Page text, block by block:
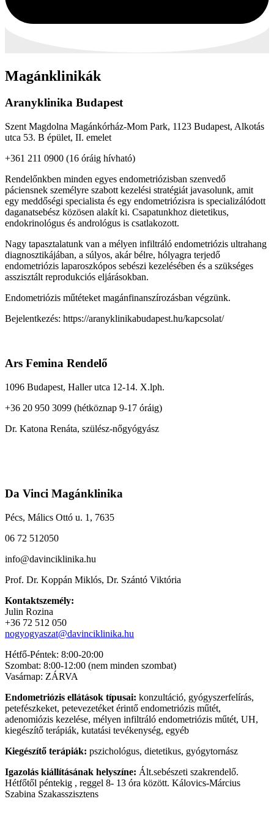
Magánklinikák
Aranyklinika Budapest
Szent Magdolna Magánkórház-Mom Park, 1123 Budapest, Alkotás
utca 53. B épület, II. emelet
+361 211 0900 (16 óráig hívható)
Rendelőnkben minden egyes endometriózisban szenvedő
páciensnek személyre szabott kezelési stratégiát javasolunk, amit
egy meddőségi specialista és egy endometriózisra is specializálódott
daganatsebész közösen alakít ki. Csapatunkhoz dietetikus,
endokrinológus és andrológus is csatlakozott.
Nagy tapasztalatunk van a mélyen infiltráló endometriózis ultrahang
diagnosztikájában, a súlyos, akár bélre, hólyagra terjedő
endometriózis laparoszkópos sebészi kezelésében és a szükséges
asszisztált reprodukciós eljárásokban.
Endometriózis műtéteket magánfinanszírozásban végzünk.
Bejelentkezés: https://aranyklinikabudapest.hu/kapcsolat/
Ars Femina Rendelő
1096 Budapest, Haller utca 12-14. X.lph.
+36 20 950 3099 (hétköznap 9-17 óráig)
Dr. Katona Renáta, szülész-nőgyógyász
Da Vinci Magánklinika
Pécs, Málics Ottó u. 1, 7635
06 72 512050
info@davinciklinika.hu
Prof. Dr. Koppán Miklós, Dr. Szántó Viktória
Kontaktszemély:
Julin Rozina
+36 72 512 050
nogyogyaszat@davinciklinika.hu
Hétfő-Péntek: 8:00-20:00
Szombat: 8:00-12:00 (nem minden szombat)
Vasárnap: ZÁRVA
Endometriózis ellátások típusai: konzultáció, gyógyszerfelírás,
petefészkeket, petevezetéket érintő endometriózis műtét,
adenomiózis kezelése, mélyen infiltráló endometriózis műtét, UH,
kiegészítő terápiák, kutatási tevékenység, egyéb
Kiegészítő terápiák: pszichológus, dietetikus, gyógytornász
Igazolás kiállításának helyszíne: Ált.sebészeti szakrendelő.
Hétfőtől péntekig , reggel 8- 13 óra között. Kálovics-Március
Szabina Szakasszisztens